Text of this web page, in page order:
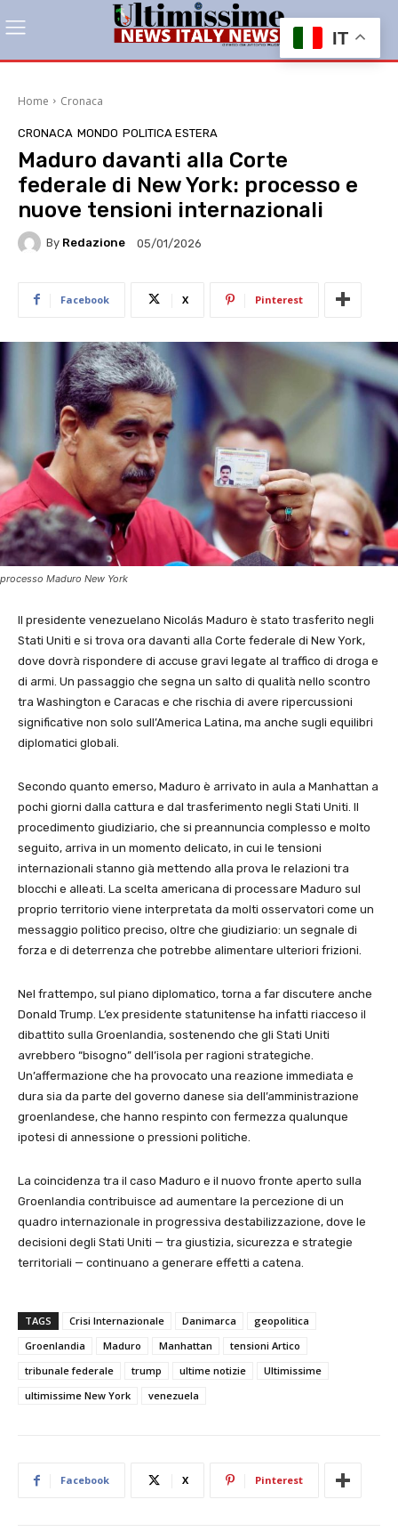
Home Cronaca
CRONACA MONDO POLITICA ESTERA
Maduro davanti alla Corte
federale di New York: processo e
nuove tensioni internazionali
By Redazione 05/01/2026
Facebook X Pinterest
processo Maduro New York
Il presidente venezuelano Nicolás Maduro è stato trasferito negli
Stati Uniti e si trova ora davanti alla Corte federale di New York,
dove dovrà rispondere di accuse gravi legate al traffico di droga e
di armi. Un passaggio che segna un salto di qualità nello scontro
tra Washington e Caracas e che rischia di avere ripercussioni
significative non solo sull’America Latina, ma anche sugli equilibri
diplomatici globali.
Secondo quanto emerso, Maduro è arrivato in aula a Manhattan a
pochi giorni dalla cattura e dal trasferimento negli Stati Uniti. Il
procedimento giudiziario, che si preannuncia complesso e molto
seguito, arriva in un momento delicato, in cui le tensioni
internazionali stanno già mettendo alla prova le relazioni tra
blocchi e alleati. La scelta americana di processare Maduro sul
proprio territorio viene interpretata da molti osservatori come un
messaggio politico preciso, oltre che giudiziario: un segnale di
forza e di deterrenza che potrebbe alimentare ulteriori frizioni.
Nel frattempo, sul piano diplomatico, torna a far discutere anche
Donald Trump. L’ex presidente statunitense ha infatti riacceso il
dibattito sulla Groenlandia, sostenendo che gli Stati Uniti
avrebbero “bisogno” dell’isola per ragioni strategiche.
Un’affermazione che ha provocato una reazione immediata e
dura sia da parte del governo danese sia dell’amministrazione
groenlandese, che hanno respinto con fermezza qualunque
ipotesi di annessione o pressioni politiche.
La coincidenza tra il caso Maduro e il nuovo fronte aperto sulla
Groenlandia contribuisce ad aumentare la percezione di un
quadro internazionale in progressiva destabilizzazione, dove le
decisioni degli Stati Uniti — tra giustizia, sicurezza e strategie
territoriali — continuano a generare effetti a catena.
TAGS Crisi Internazionale Danimarca
geopolitica
Groenlandia
Maduro Manhattan
tensioni Artico
tribunale federale
trump ultime notizie
Ultimissime
ultimissime New York
venezuela
Facebook X Pinterest
IT